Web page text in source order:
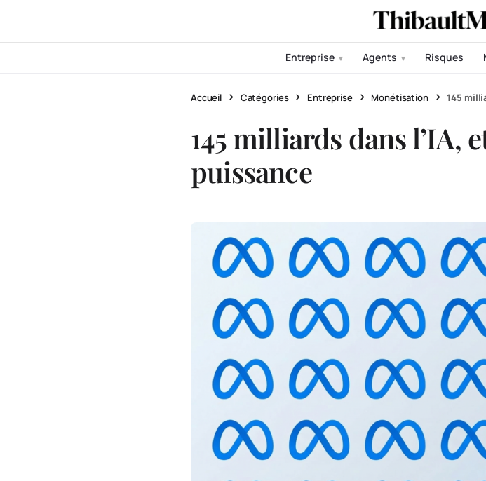
Entreprise ▾ Agents ▾ Risques
Accueil Catégories Entreprise Monétisation 145
145 milliards dans l’IA,
puissance